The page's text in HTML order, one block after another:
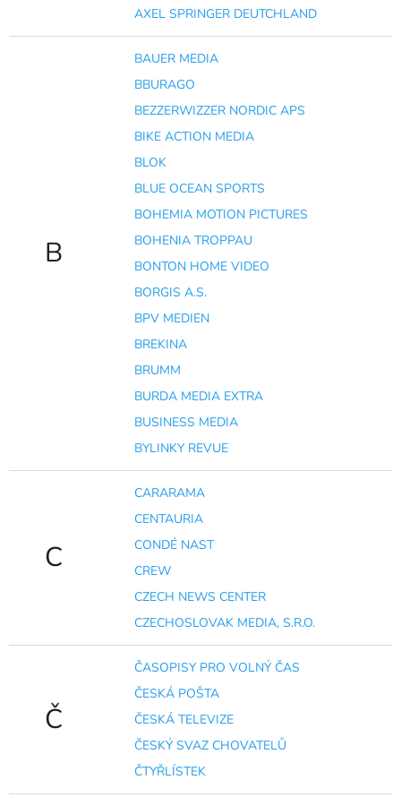
AXEL SPRINGER DEUTCHLAND
B
BAUER MEDIA
BBURAGO
BEZZERWIZZER NORDIC APS
BIKE ACTION MEDIA
BLOK
BLUE OCEAN SPORTS
BOHEMIA MOTION PICTURES
BOHENIA TROPPAU
BONTON HOME VIDEO
BORGIS A.S.
BPV MEDIEN
BREKINA
BRUMM
BURDA MEDIA EXTRA
BUSINESS MEDIA
BYLINKY REVUE
C
CARARAMA
CENTAURIA
CONDÉ NAST
CREW
CZECH NEWS CENTER
CZECHOSLOVAK MEDIA, S.R.O.
Č
ČASOPISY PRO VOLNÝ ČAS
ČESKÁ POŠTA
ČESKÁ TELEVIZE
ČESKÝ SVAZ CHOVATELŮ
ČTYŘLÍSTEK